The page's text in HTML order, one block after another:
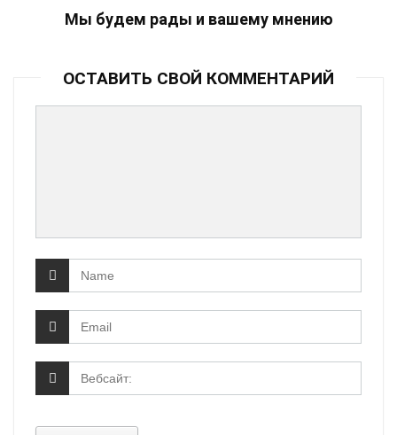
Мы будем рады и вашему мнению
ОСТАВИТЬ СВОЙ КОММЕНТАРИЙ